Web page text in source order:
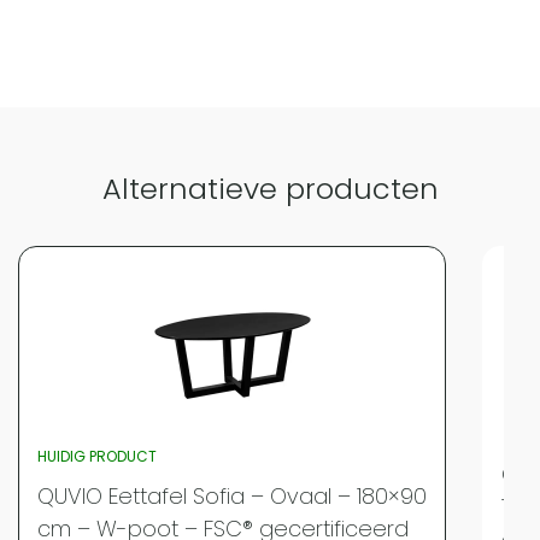
Alternatieve producten
HUIDIG PRODUCT
QUVIO Eettafel Sofia – Ovaal – 180×90
cm – W-poot – FSC® gecertificeerd